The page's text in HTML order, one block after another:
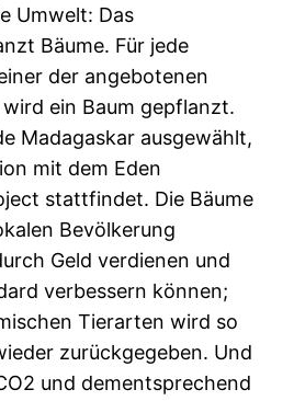
Umwelt: Das
Bäume. Für jede
der angebotenen
ein Baum gepflanzt.
Madagaskar ausgewählt,
mit dem Eden
stattfindet. Die Bäume
Bevölkerung
Geld verdienen und
verbessern können;
Tierarten wird so
zurückgegeben. Und
und dementsprechend